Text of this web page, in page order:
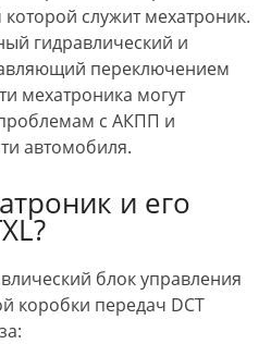
служит мехатроник.
гидравлический и
переключением
мехатроника могут
с АКПП и
автомобиля.
и его
блок управления
коробки передач DCT